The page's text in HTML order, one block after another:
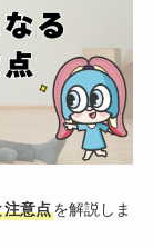
注意点を解説しま